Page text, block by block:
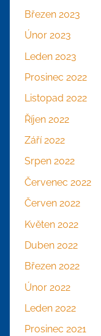
Březen 2023
Únor 2023
Leden 2023
Prosinec 2022
Listopad 2022
Říjen 2022
Září 2022
Srpen 2022
Červenec 2022
Červen 2022
Květen 2022
Duben 2022
Březen 2022
Únor 2022
Leden 2022
Prosinec 2021